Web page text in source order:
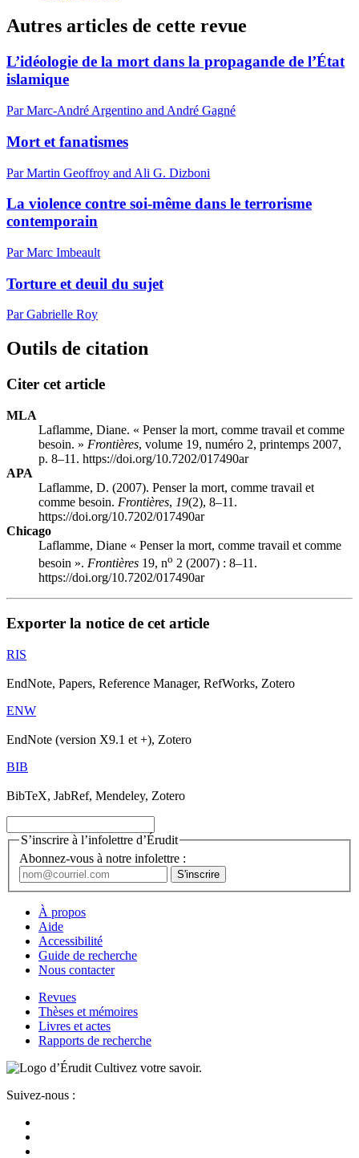
Autres articles de cette revue
L’idéologie de la mort dans la propagande de l’État
islamique
Par Marc-André Argentino and André Gagné
Mort et fanatismes
Par Martin Geoffroy and Ali G. Dizboni
La violence contre soi-même dans le terrorisme
contemporain
Par Marc Imbeault
Torture et deuil du sujet
Par Gabrielle Roy
Outils de citation
Citer cet article
MLA
Laflamme, Diane. « Penser la mort, comme travail et comme
besoin. » Frontières, volume 19, numéro 2, printemps 2007,
p. 8–11. https://doi.org/10.7202/017490ar
APA
Laflamme, D. (2007). Penser la mort, comme travail et
comme besoin. Frontières, 19(2), 8–11.
https://doi.org/10.7202/017490ar
Chicago
Laflamme, Diane « Penser la mort, comme travail et comme
besoin ». Frontières 19, no 2 (2007) : 8–11.
https://doi.org/10.7202/017490ar
Exporter la notice de cet article
RIS
EndNote, Papers, Reference Manager, RefWorks, Zotero
ENW
EndNote (version X9.1 et +), Zotero
BIB
BibTeX, JabRef, Mendeley, Zotero
S’inscrire à l’infolettre d’Érudit
Abonnez-vous à notre infolettre :
À propos
Aide
Accessibilité
Guide de recherche
Nous contacter
Revues
Thèses et mémoires
Livres et actes
Rapports de recherche
Cultivez votre savoir.
Suivez-nous :